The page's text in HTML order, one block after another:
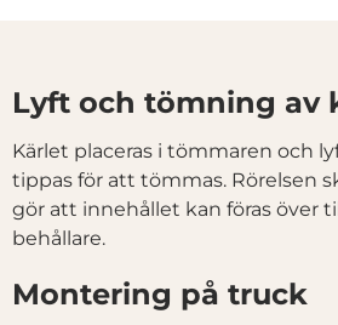
information från din enhet till de
Dessa kan i sin tur kombinera
information som du har
samlat in när du har använt deras
Lyft och tömning av
Kärlet placeras i tömmaren och
tippas för att tömmas. Rörelsen
gör att innehållet kan föras över
behållare.
Montering på truck